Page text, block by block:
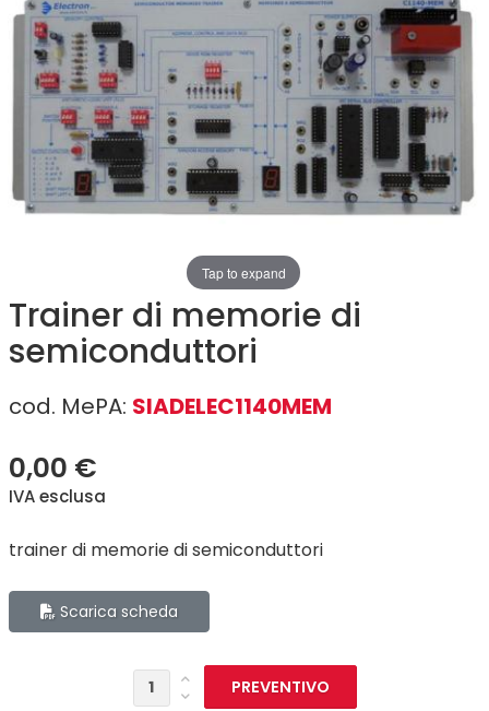
Tap to expand
Trainer di memorie di
semiconduttori
cod. MePA: SIADELEC1140MEM
0,00 €
IVA esclusa
trainer di memorie di semiconduttori
Scarica scheda